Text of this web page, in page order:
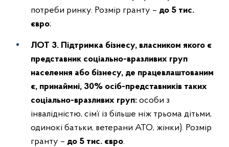
потреби ринку. Розмір гранту – до 5 тис.
євро;
ЛОТ 3. Підтримка бізнесу, власником якого є
представник соціально-вразливих груп
населення або бізнесу, де працевлаштованим
є, принаймні, 30% осіб-представників таких
соціально-вразливих груп: особи з
інвалідністю, сім’ї із більше ніж трьома дітьми,
одинокі батьки, ветерани АТО, жінки). Розмір
гранту – до 5 тис. євро.